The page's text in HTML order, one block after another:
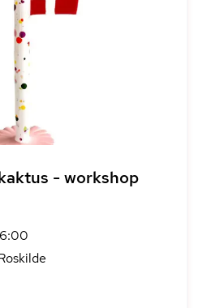
- workshop